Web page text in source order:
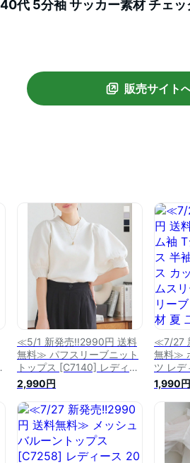
代 5分袖 サッカー素材 チェッ
ップス 夏ブラウス 白 ホワイト
販売サイト
≪5/1 新発売!!2990円 送料
無料≫ パフスリーブニット
トップス [C7140] レディー
ス 20代 30代 40代 トップ
ス ニット クルーネック 半
袖 5分袖 パフスリーブ ボリ
ュームスリーブ プルオーバ
ー 丸首 春 夏 白 黒 紺 グレ
ー ネイビー オフホワイト
ブラック【送料無料】
2,990円
≪7/27
無料≫
ツ レデ
袖 トッ
リュー
スリー
夏 二
おし
40代
ネッ
1,990円